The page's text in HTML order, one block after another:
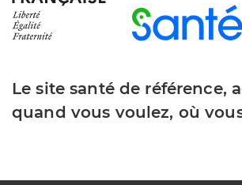
Le site santé de référence,
quand vous voulez, où